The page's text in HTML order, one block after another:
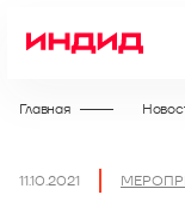
Главная
11.10.2021